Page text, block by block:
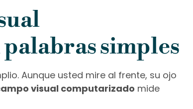
simples
Aunque usted mire al frente, su ojo
visual computarizado mide